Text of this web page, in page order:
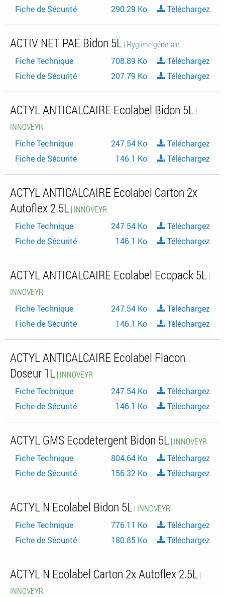
Fiche de Sécurité
290.29 Ko Téléchargez
ACTIV NET PAE Bidon 5L| Hygiène générale
Fiche Technique
708.89 Ko
Téléchargez
Fiche de Sécurité
207.79 Ko Téléchargez
ACTYL ANTICALCAIRE Ecolabel Bidon 5L|
INNOVEYR
Fiche Technique
247.54 Ko
Téléchargez
Fiche de Sécurité
146.1 Ko Téléchargez
ACTYL ANTICALCAIRE Ecolabel Carton 2x
Autoflex 2.5L| INNOVEYR
Fiche Technique
247.54 Ko
Téléchargez
Fiche de Sécurité
146.1 Ko Téléchargez
ACTYL ANTICALCAIRE Ecolabel Ecopack 5L|
INNOVEYR
Fiche Technique
247.54 Ko
Téléchargez
Fiche de Sécurité
146.1 Ko Téléchargez
ACTYL ANTICALCAIRE Ecolabel Flacon
Doseur 1L| INNOVEYR
Fiche Technique
247.54 Ko
Téléchargez
Fiche de Sécurité
146.1 Ko Téléchargez
ACTYL GMS Ecodetergent Bidon 5L| INNOVEYR
Fiche Technique
804.64 Ko
Téléchargez
Fiche de Sécurité
156.32 Ko Téléchargez
ACTYL N Ecolabel Bidon 5L| INNOVEYR
Fiche Technique
776.11 Ko
Téléchargez
Fiche de Sécurité
180.85 Ko Téléchargez
ACTYL N Ecolabel Carton 2x Autoflex 2.5L|
INNOVEYR